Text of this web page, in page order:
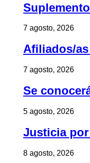
7 agosto, 2026
Afiliados/
7 agosto, 2026
Se
5 agosto, 2026
Justicia
8 agosto, 2026